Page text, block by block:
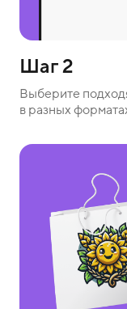
Шаг 2
Выберите
в разных